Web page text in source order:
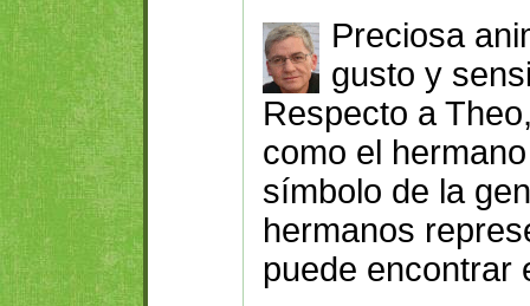
Preciosa
gusto y
Respecto a
como el
símbolo de la
hermanos
puede encontrar